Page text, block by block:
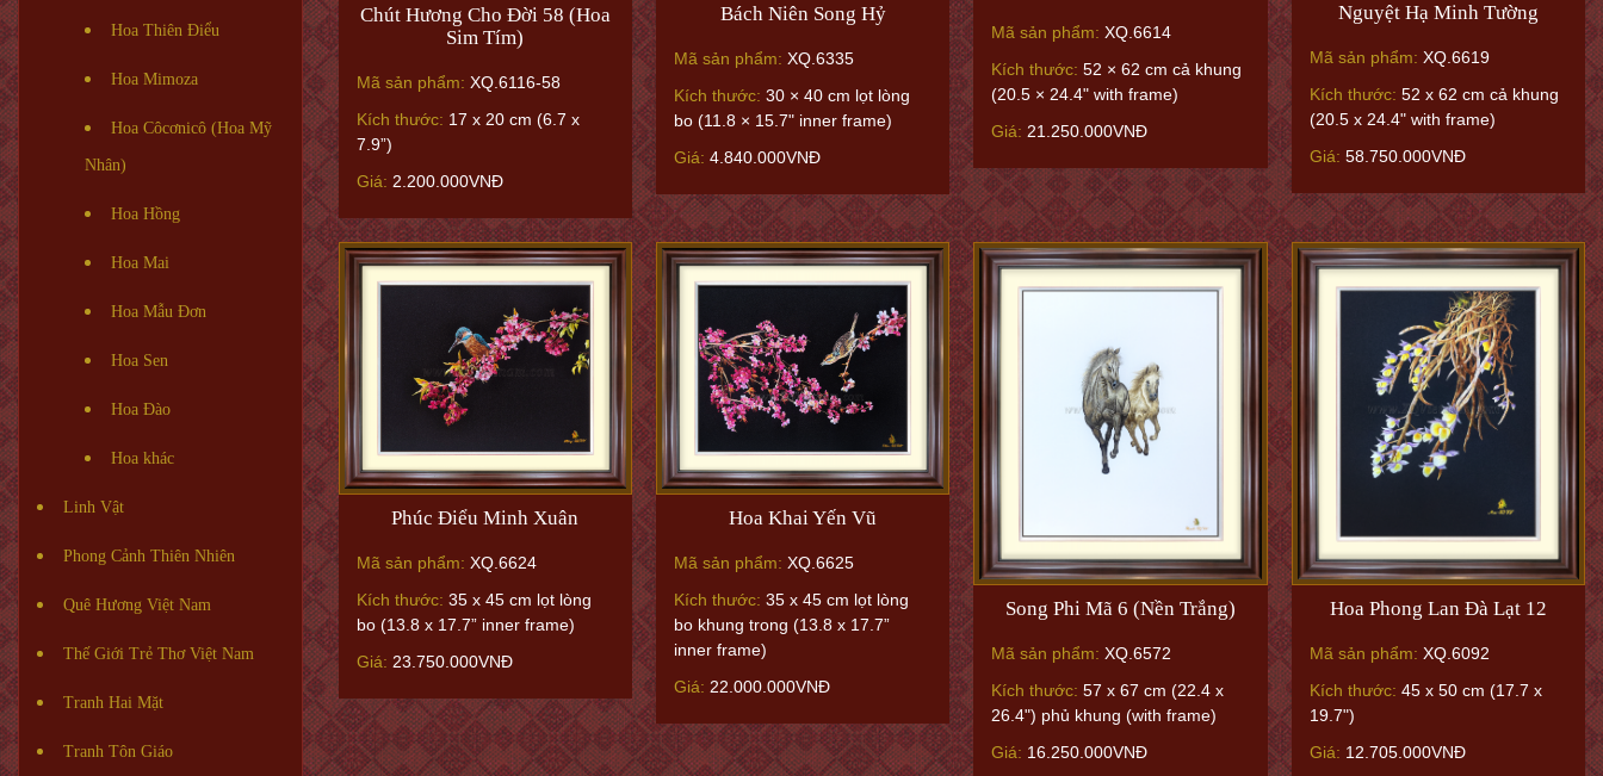
Hoa Thiên Điểu
Hoa Mimoza
Hoa Côcơnicô (Hoa Mỹ
Nhân)
Hoa Hồng
Hoa Mai
Hoa Mẫu Đơn
Hoa Sen
Hoa Đào
Hoa khác
Linh Vật
Phong Cảnh Thiên Nhiên
Quê Hương Việt Nam
Thế Giới Trẻ Thơ Việt Nam
Tranh Hai Mặt
Tranh Tôn Giáo
Chút Hương Cho Đời 58 (Hoa
Sim Tím)
Mã sản phẩm: XQ.6116-58
Kích thước: 17 x 20 cm (6.7 x
7.9”)
Giá: 2.200.000VNĐ
Bách Niên Song Hỷ
Mã sản phẩm: XQ.6335
Kích thước: 30 × 40 cm lọt lòng
bo (11.8 × 15.7" inner frame)
Giá: 4.840.000VNĐ
Mã sản phẩm: XQ.6614
Kích thước: 52 × 62 cm cả khung
(20.5 × 24.4" with frame)
Giá: 21.250.000VNĐ
Nguyệt Hạ Minh Tường
Mã sản phẩm: XQ.6619
Kích thước: 52 x 62 cm cả khung
(20.5 x 24.4" with frame)
Giá: 58.750.000VNĐ
Phúc Điểu Minh Xuân
Mã sản phẩm: XQ.6624
Kích thước: 35 x 45 cm lọt lòng
bo (13.8 x 17.7” inner frame)
Giá: 23.750.000VNĐ
Hoa Khai Yến Vũ
Mã sản phẩm: XQ.6625
Kích thước: 35 x 45 cm lọt lòng
bo khung trong (13.8 x 17.7”
inner frame)
Giá: 22.000.000VNĐ
Song Phi Mã 6 (Nền Trắng)
Mã sản phẩm: XQ.6572
Kích thước: 57 x 67 cm (22.4 x
26.4") phủ khung (with frame)
Giá: 16.250.000VNĐ
Hoa Phong Lan Đà Lạt 12
Mã sản phẩm: XQ.6092
Kích thước: 45 x 50 cm (17.7 x
19.7")
Giá: 12.705.000VNĐ